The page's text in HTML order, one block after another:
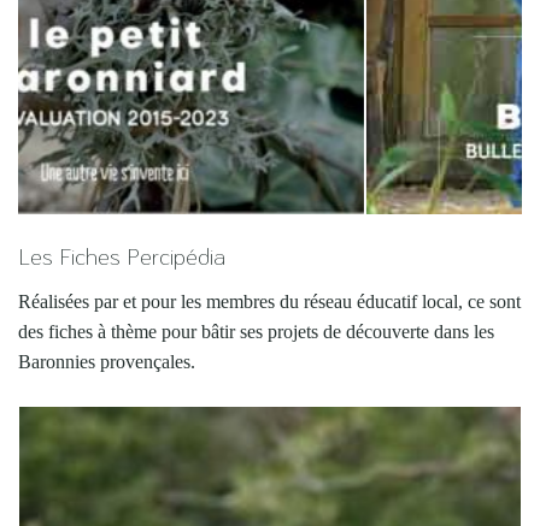
Les Fiches Percipédia
Réalisées par et pour les membres du réseau éducatif local, ce sont
des fiches à thème pour bâtir ses projets de découverte dans les
Baronnies provençales.